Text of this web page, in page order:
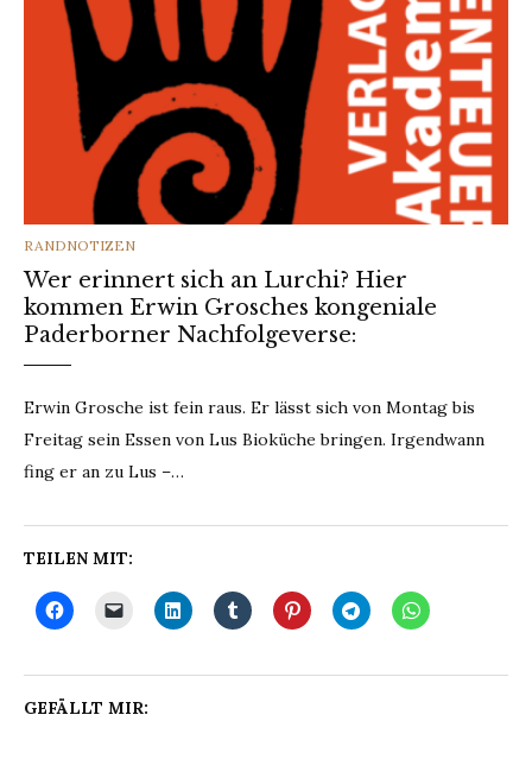
CATEGORIES
RANDNOTIZEN
Wer erinnert sich an Lurchi? Hier
kommen Erwin Grosches kongeniale
Paderborner Nachfolgeverse:
Erwin Grosche ist fein raus. Er lässt sich von Montag bis
Freitag sein Essen von Lus Bioküche bringen. Irgendwann
fing er an zu Lus –…
TEILEN MIT:
GEFÄLLT MIR: